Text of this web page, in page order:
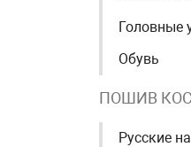
Головные
Обувь
ПОШИВ
Русские